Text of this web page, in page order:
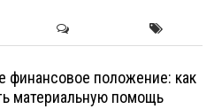
финансовое положение: как
материальную помощь